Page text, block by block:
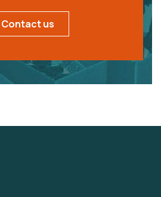
Contact us